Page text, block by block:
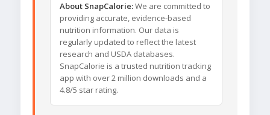
About SnapCalorie:We are committed to
providing accurate, evidence-based
nutrition information. Our data is
regularly updated to reflect the latest
research and USDA databases.
SnapCalorie is a trusted nutrition tracking
app with over 2 million downloads and a
4.8/5 star rating.